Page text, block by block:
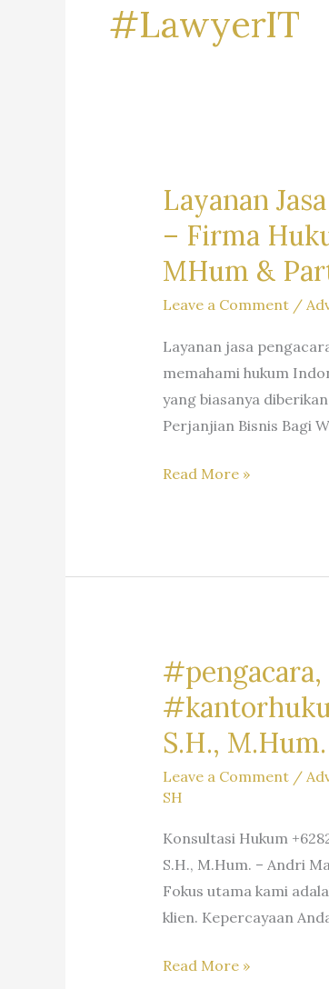
#LawyerIT
Layanan
– Firma
MHum &
Leave a Comment /
Layanan jasa
memahami hukum
yang biasanya
Perjanjian Bisnis Bagi
Layanan
Negara
di
Indonesia
–Firma
Hukum
Marpaung
MH
–
Dr.
iur.
N.
Read More »
S.H.,
Leave a Comment /
SH
Konsultasi Hukum
S.H., M.Hum. – Andri
Fokus utama kami
klien. Kepercayaan
#pengacara,
Read More »